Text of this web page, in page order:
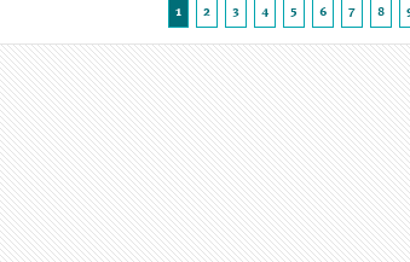
1 2 3 4 5 6 7 8